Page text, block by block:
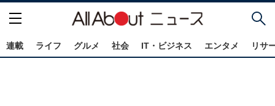
連載 ライフ グルメ 社会 IT・ビジネス エンタメ リサ